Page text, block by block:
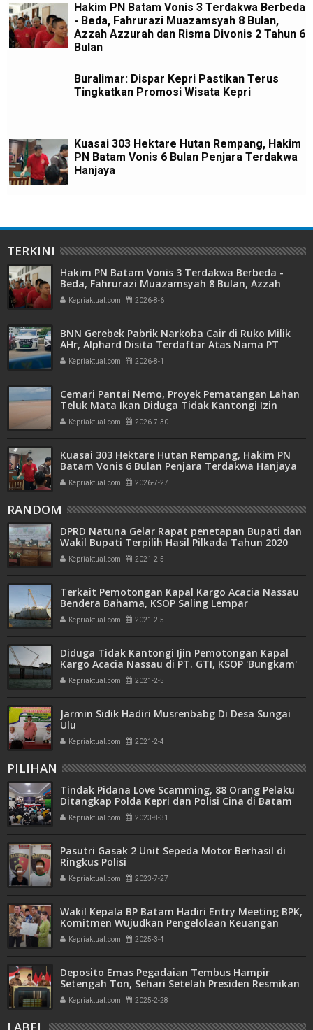
Hakim PN Batam Vonis 3 Terdakwa Berbeda
- Beda, Fahrurazi Muazamsyah 8 Bulan,
Azzah Azzurah dan Risma Divonis 2 Tahun 6
Bulan
Buralimar: Dispar Kepri Pastikan Terus
Tingkatkan Promosi Wisata Kepri
Kuasai 303 Hektare Hutan Rempang, Hakim
PN Batam Vonis 6 Bulan Penjara Terdakwa
Hanjaya
TERKINI
Hakim PN Batam Vonis 3 Terdakwa Berbeda -
Beda, Fahrurazi Muazamsyah 8 Bulan, Azzah
Azzurah dan Risma Divonis 2 Tahun 6 Bulan
Kepriaktual.com 2026-8-6
BNN Gerebek Pabrik Narkoba Cair di Ruko Milik
AHr, Alphard Disita Terdaftar Atas Nama PT
Mitra Usaha Properti
Kepriaktual.com 2026-8-1
Cemari Pantai Nemo, Proyek Pematangan Lahan
Teluk Mata Ikan Diduga Tidak Kantongi Izin
Amdal
Kepriaktual.com 2026-7-30
Kuasai 303 Hektare Hutan Rempang, Hakim PN
Batam Vonis 6 Bulan Penjara Terdakwa Hanjaya
Kepriaktual.com 2026-7-27
RANDOM
DPRD Natuna Gelar Rapat penetapan Bupati dan
Wakil Bupati Terpilih Hasil Pilkada Tahun 2020
Kepriaktual.com 2021-2-5
Terkait Pemotongan Kapal Kargo Acacia Nassau
Bendera Bahama, KSOP Saling Lempar
Tanggungjawab
Kepriaktual.com 2021-2-5
Diduga Tidak Kantongi Ijin Pemotongan Kapal
Kargo Acacia Nassau di PT. GTI, KSOP 'Bungkam'
Kepriaktual.com 2021-2-5
Jarmin Sidik Hadiri Musrenbabg Di Desa Sungai
Ulu
Kepriaktual.com 2021-2-4
PILIHAN
Tindak Pidana Love Scamming, 88 Orang Pelaku
Ditangkap Polda Kepri dan Polisi Cina di Batam
Kepriaktual.com 2023-8-31
Pasutri Gasak 2 Unit Sepeda Motor Berhasil di
Ringkus Polisi
Kepriaktual.com 2023-7-27
Wakil Kepala BP Batam Hadiri Entry Meeting BPK,
Komitmen Wujudkan Pengelolaan Keuangan
Transparan dan Akuntabel
Kepriaktual.com 2025-3-4
Deposito Emas Pegadaian Tembus Hampir
Setengah Ton, Sehari Setelah Presiden Resmikan
Bank Emas
Kepriaktual.com 2025-2-28
LABEL